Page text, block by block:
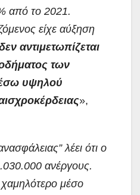
από το 2021.
είχε αύξηση
αντιμετωπίζεται
των
υψηλού
»,
λέει ότι ο
ανέργους.
μέσο